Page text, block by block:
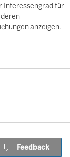
Interessengrad für
anzeigen.
Feedback